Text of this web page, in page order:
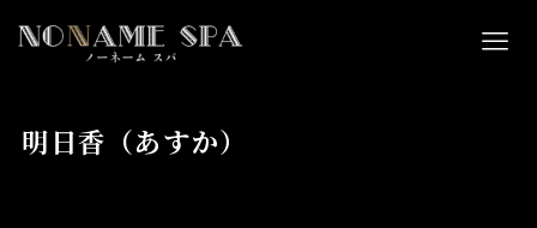
明日香（あすか）